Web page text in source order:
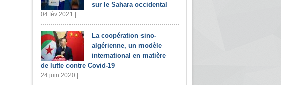
sur le Sahara occidental
04 fév 2021 |
La coopération sino-
algérienne, un modèle
international en matière
de lutte contre Covid-19
24 juin 2020 |